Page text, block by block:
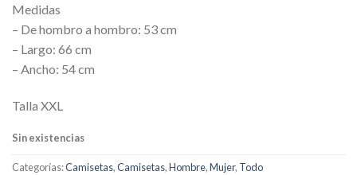
Medidas
– De hombro a hombro: 53 cm
– Largo: 66 cm
– Ancho: 54 cm
Talla XXL
Sin existencias
Categorías:Camisetas,Camisetas,Hombre,Mujer, Todo